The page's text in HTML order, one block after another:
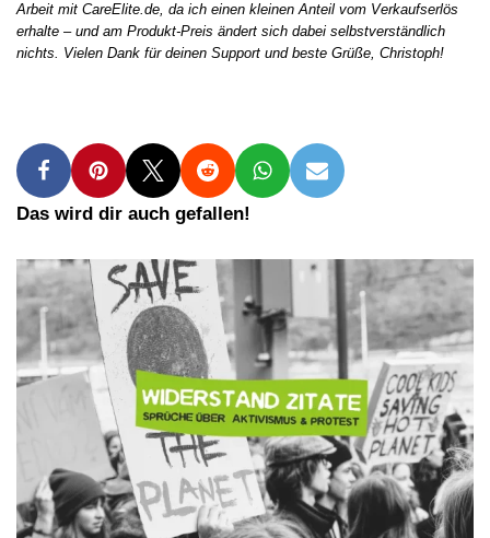
Arbeit mit CareElite.de, da ich einen kleinen Anteil vom Verkaufserlös
erhalte – und am Produkt-Preis ändert sich dabei selbstverständlich
nichts. Vielen Dank für deinen Support und beste Grüße, Christoph!
Das wird dir auch gefallen!